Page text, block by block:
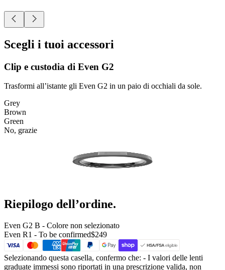
Scegli i tuoi accessori
Clip e custodia di Even G2
Trasformi all’istante gli Even G2 in un paio di occhiali da sole.
Grey
Brown
Green
No, grazie
Riepilogo dell’ordine.
Even G2 B - Colore non selezionato
Even R1 - To be confirmed$249
Selezionando questa casella, confermo che: - I valori delle lenti
graduate immessi sono riportati in una prescrizione valida, non